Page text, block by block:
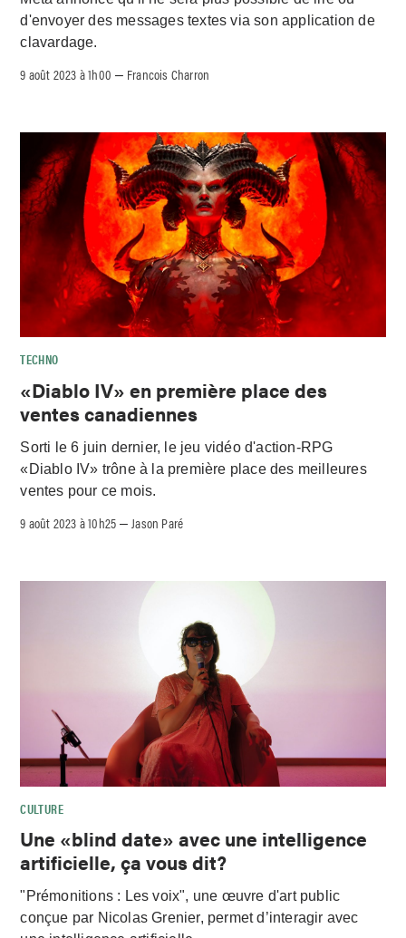
d'envoyer des messages textes via son application de
clavardage.
9 août 2023 à 1h00 – Francois Charron
TECHNO
«Diablo IV» en première place des
ventes canadiennes
Sorti le 6 juin dernier, le jeu vidéo d'action-RPG
«Diablo IV» trône à la première place des meilleures
ventes pour ce mois.
9 août 2023 à 10h25 – Jason Paré
CULTURE
Une «blind date» avec une intelligence
artificielle, ça vous dit?
"Prémonitions : Les voix", une œuvre d'art public
conçue par Nicolas Grenier, permet d’interagir avec